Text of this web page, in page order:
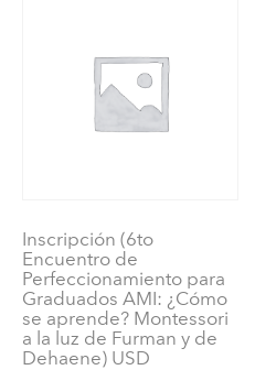
VIRTUAL)
cantidad
Inscripción (6to
Encuentro de
Perfeccionamiento para
Graduados AMI: ¿Cómo
se aprende? Montessori
a la luz de Furman y de
Dehaene) USD